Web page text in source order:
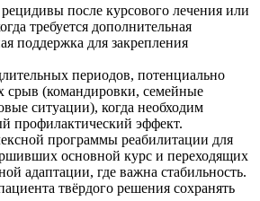
после курсового лечения или
требуется дополнительная
поддержка для закрепления
периодов, потенциально
(командировки, семейные
ситуации), когда необходим
профилактический эффект.
программы реабилитации для
основной курс и переходящих
адаптации, где важна стабильность.
твёрдого решения сохранять